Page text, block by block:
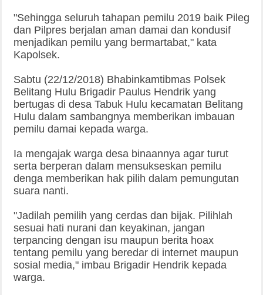
"Sehingga seluruh tahapan pemilu 2019 baik Pileg
dan Pilpres berjalan aman damai dan kondusif
menjadikan pemilu yang bermartabat," kata
Kapolsek.
Sabtu (22/12/2018) Bhabinkamtibmas Polsek
Belitang Hulu Brigadir Paulus Hendrik yang
bertugas di desa Tabuk Hulu kecamatan Belitang
Hulu dalam sambangnya memberikan imbauan
pemilu damai kepada warga.
Ia mengajak warga desa binaannya agar turut
serta berperan dalam mensukseskan pemilu
denga memberikan hak pilih dalam pemungutan
suara nanti.
"Jadilah pemilih yang cerdas dan bijak. Pilihlah
sesuai hati nurani dan keyakinan, jangan
terpancing dengan isu maupun berita hoax
tentang pemilu yang beredar di internet maupun
sosial media," imbau Brigadir Hendrik kepada
warga.